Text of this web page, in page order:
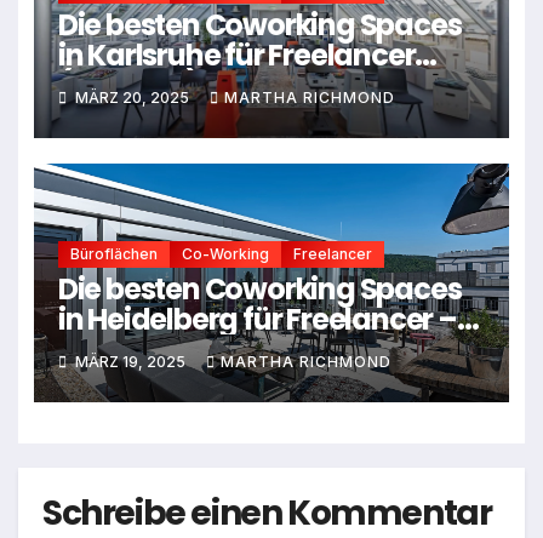
Die besten Coworking Spaces
in Karlsruhe für Freelancer
(Podcast)
MÄRZ 20, 2025 MARTHA RICHMOND
Büroflächen Co-Working Freelancer
Die besten Coworking Spaces
in Heidelberg für Freelancer –
Ein Leitfaden für den idealen
Arbeitsplatz
MÄRZ 19, 2025 MARTHA RICHMOND
Schreibe einen Kommentar